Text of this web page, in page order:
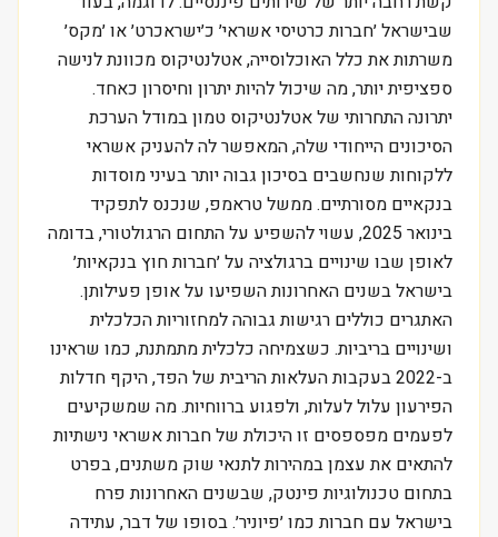
שבישראל ׳חברות כרטיסי אשראי׳ כ׳ישראכרט׳ או ׳מקס׳
משרתות את כלל האוכלוסייה, אטלנטיקוס מכוונת לנישה
ספציפית יותר, מה שיכול להיות יתרון וחיסרון כאחד.
יתרונה התחרותי של אטלנטיקוס טמון במודל הערכת
הסיכונים הייחודי שלה, המאפשר לה להעניק אשראי
ללקוחות שנחשבים בסיכון גבוה יותר בעיני מוסדות
בנקאיים מסורתיים. ממשל טראמפ, שנכנס לתפקיד
בינואר 2025, עשוי להשפיע על התחום הרגולטורי, בדומה
לאופן שבו שינויים ברגולציה על ׳חברות חוץ בנקאיות׳
בישראל בשנים האחרונות השפיעו על אופן פעילותן.
האתגרים כוללים רגישות גבוהה למחזוריות הכלכלית
ושינויים בריביות. כשצמיחה כלכלית מתמתנת, כמו שראינו
ב-2022 בעקבות העלאות הריבית של הפד, היקף חדלות
הפירעון עלול לעלות, ולפגוע ברווחיות. מה שמשקיעים
לפעמים מפספסים זו היכולת של חברות אשראי נישתיות
להתאים את עצמן במהירות לתנאי שוק משתנים, בפרט
בתחום טכנולוגיות פינטק, שבשנים האחרונות פרח
בישראל עם חברות כמו ׳פיוניר׳. בסופו של דבר, עתידה